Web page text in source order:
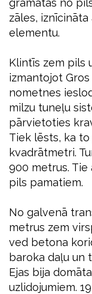
grāmatas no
zāles,
elementu.
Klintīs zem pils
izmantojot
nometnes
milzu tuneļu
pārvietoties
Tiek lēsts, ka
kvadrātmetri.
900 metrus. Tie
pils pamatiem.
No galvenā
metrus zem
ved betona
baroka daļu un
Ejas bija
uzlidojumiem.